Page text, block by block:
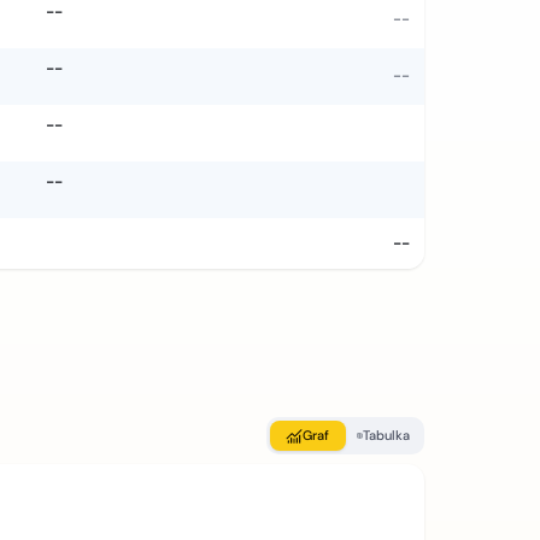
-- --
-- --
--
--
--
Graf Tabulka